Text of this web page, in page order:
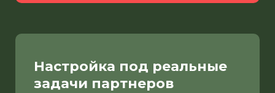
Настройка под реальные
задачи партнеров